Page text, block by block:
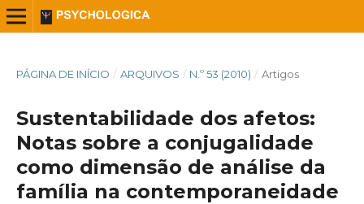
PÁGINA DE INÍCIO / ARQUIVOS / N.º 53 (2010) / Artigos
Sustentabilidade dos afetos:
Notas sobre a conjugalidade
como dimensão de análise da
família na contemporaneidade